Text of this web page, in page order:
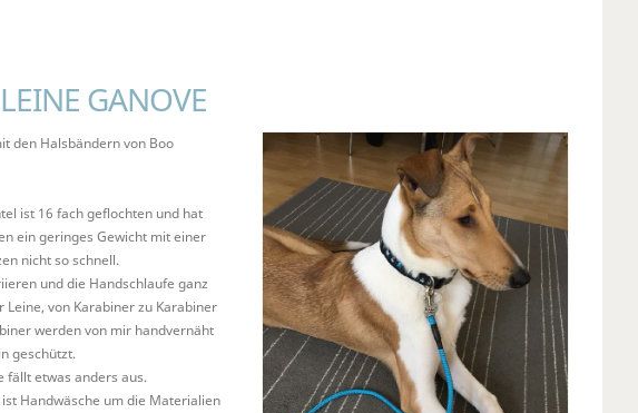
LEINE GANOVE
den Halsbändern von Boo
ist 16 fach geflochten und hat
ein geringes Gewicht mit einer
nicht so schnell.
und die Handschlaufe ganz
von Karabiner zu Karabiner
werden von mir handvernäht
geschützt.
fällt etwas anders aus.
Handwäsche um die Materialien